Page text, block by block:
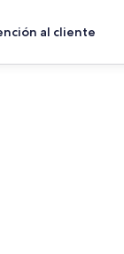
al cliente